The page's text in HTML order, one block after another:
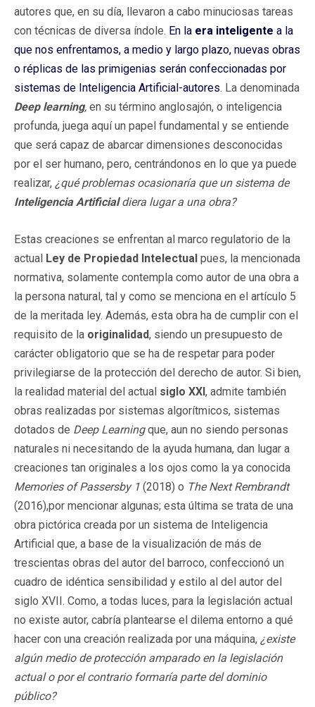
autores que, en su día, llevaron a cabo minuciosas tareas
con técnicas de diversa índole. En la era inteligente a la
que nos enfrentamos, a medio y largo plazo, nuevas obras
o réplicas de las primigenias serán confeccionadas por
sistemas de Inteligencia Artificial-autores. La denominada
Deep learning, en su término anglosajón, o inteligencia
profunda, juega aquí un papel fundamental y se entiende
que será capaz de abarcar dimensiones desconocidas
por el ser humano, pero, centrándonos en lo que ya puede
realizar, ¿qué problemas ocasionaría que un sistema de
Inteligencia Artificialdiera lugar a una obra?
Estas creaciones se enfrentan al marco regulatorio de la
actual Ley de Propiedad Intelectual pues, la mencionada
normativa, solamente contempla como autor de una obra a
la persona natural, tal y como se menciona en el artículo 5
de la meritada ley. Además, esta obra ha de cumplir con el
requisito de la originalidad, siendo un presupuesto de
carácter obligatorio que se ha de respetar para poder
privilegiarse de la protección del derecho de autor. Si bien,
la realidad material del actual siglo XXI, admite también
obras realizadas por sistemas algorítmicos, sistemas
dotados de Deep Learningque, aun no siendo personas
naturales ni necesitando de la ayuda humana, dan lugar a
creaciones tan originales a los ojos como la ya conocida
Memories of Passersby 1 (2018) o The Next Rembrandt
(2016),por mencionar algunas; esta última se trata de una
obra pictórica creada por un sistema de Inteligencia
Artificial que, a base de la visualización de más de
trescientas obras del autor del barroco, confeccionó un
cuadro de idéntica sensibilidad y estilo al del autor del
siglo XVII. Como, a todas luces, para la legislación actual
no existe autor, cabría plantearse el dilema entorno a qué
hacer con una creación realizada por una máquina, ¿existe
algún medio de protección amparado en la legislación
actual o por el contrario formaría parte del dominio
público?